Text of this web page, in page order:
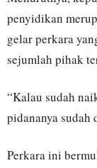
penyidikan
gelar perkara
sejumlah pihak
“Kalau sudah
pidananya sudah
Perkara ini